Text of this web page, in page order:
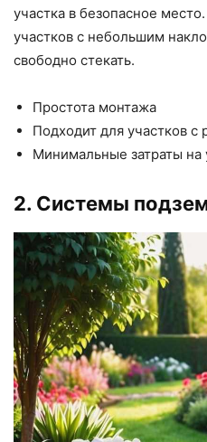
участка в безопасное
участков с небольшим
свободно стекать.
Простота монтажа
Подходит для участков
Минимальные затраты на
2. Системы